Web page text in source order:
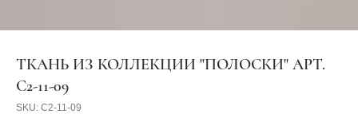
ТКАНЬ ИЗ КОЛЛЕКЦИИ "ПОЛОСКИ" АРТ.
C2-11-09
SKU: C2-11-09